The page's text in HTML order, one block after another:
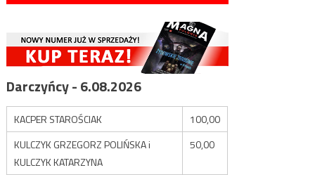
Darczyńcy - 6.08.2026
KACPER STAROŚCIAK
100,00
KULCZYK GRZEGORZ POLIŃSKA i
KULCZYK KATARZYNA
50,00